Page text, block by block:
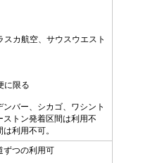
カ航空、サウスウエスト
に限る
バー、シカゴ、ワシント
トン発着区間は利用不
利用不可。
ずつの利用可